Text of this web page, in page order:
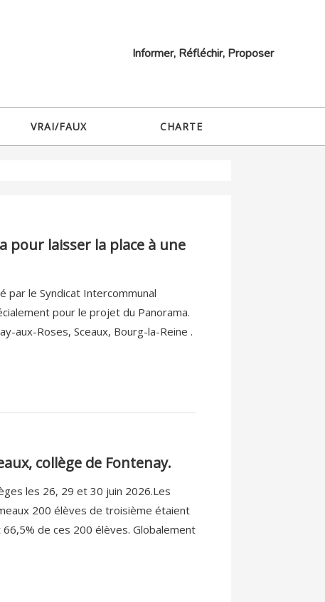
Informer, Réfléchir, Proposer
VRAI/FAUX CHARTE
pour laisser la place à une
le Syndicat Intercommunal
pour le projet du Panorama.
aux-Roses, Sceaux, Bourg-la-Reine .
collège de Fontenay.
les 26, 29 et 30 juin 2026.Les
200 élèves de troisième étaient
de ces 200 élèves. Globalement